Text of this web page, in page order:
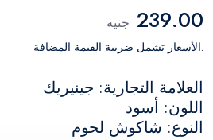
239.00 جنيه
.الأسعار تشمل ضريبة القيمة المضافة
العلامة التجارية: جينيريك
اللون: أسود
النوع: شاكوش لحوم